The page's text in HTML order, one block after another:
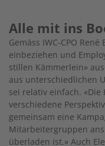
Alle mit ins
Gemäss IWC-CPO
einbeziehen und
stillen Kämmerlein»
aus unterschiedlichen
sei relativ einfach.
verschiedene
gemeinsam eine
Mitarbeitergruppen
überladen ist.» Auch